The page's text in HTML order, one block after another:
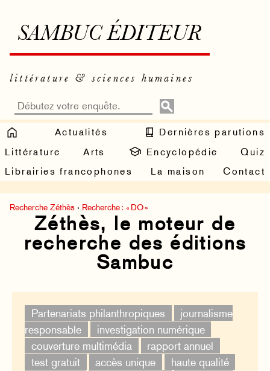
SAMBUC ÉDITEUR
littérature & sciences humaines
Actualités
Dernières parutions
Littérature
Arts Encyclopédie
Quiz
Librairies francophones
La maison Contact
Recherche Zéthès › Recherche : « DO »
Zéthès, le moteur de
recherche des éditions
Sambuc
Partenariats philanthropiques
journalisme
responsable
investigation numérique
couverture multimédia
rapport annuel
test gratuit
accès unique
haute qualité